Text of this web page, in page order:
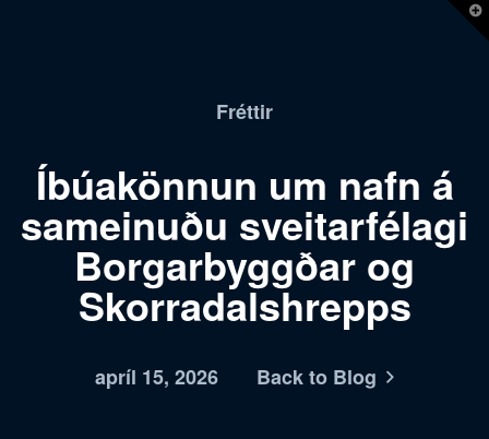
Fréttir
Íbúakönnun um nafn á
sameinuðu sveitarfélagi
Borgarbyggðar og
Skorradalshrepps
apríl 15, 2026 Back to Blog